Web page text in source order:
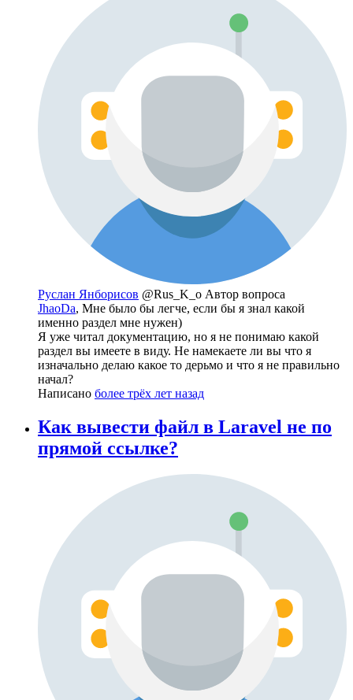
Руслан Янборисов @Rus_K_o Автор вопроса
JhaoDa, Мне было бы легче, если бы я знал какой
именно раздел мне нужен)
Я уже читал документацию, но я не понимаю какой
раздел вы имеете в виду. Не намекаете ли вы что я
изначально делаю какое то дерьмо и что я не правильно
начал?
Написано более трёх лет назад
Как вывести файл в Laravel не по
прямой ссылке?